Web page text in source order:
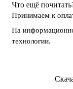
Что ещё
Принимаем к
На
технологии.